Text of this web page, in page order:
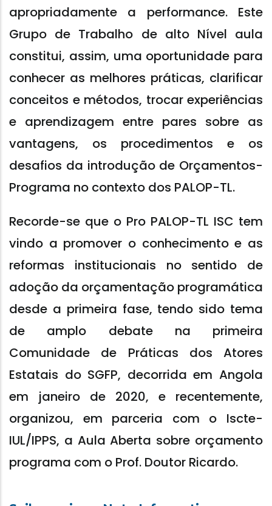
apropriadamente a performance. Este
Grupo de Trabalho de alto Nível aula
constitui, assim, uma oportunidade para
conhecer as melhores práticas, clarificar
conceitos e métodos, trocar experiências
e aprendizagem entre pares sobre as
vantagens, os procedimentos e os
desafios da introdução de Orçamentos-
Programa no contexto dos PALOP-TL.
Recorde-se que o Pro PALOP-TL ISC tem
vindo a promover o conhecimento e as
reformas institucionais no sentido de
adoção da orçamentação programática
desde a primeira fase, tendo sido tema
de amplo debate na primeira
Comunidade de Práticas dos Atores
Estatais do SGFP, decorrida em Angola
em janeiro de 2020, e recentemente,
organizou, em parceria com o Iscte-
IUL/IPPS, a Aula Aberta sobre orçamento
programa com o Prof. Doutor Ricardo.